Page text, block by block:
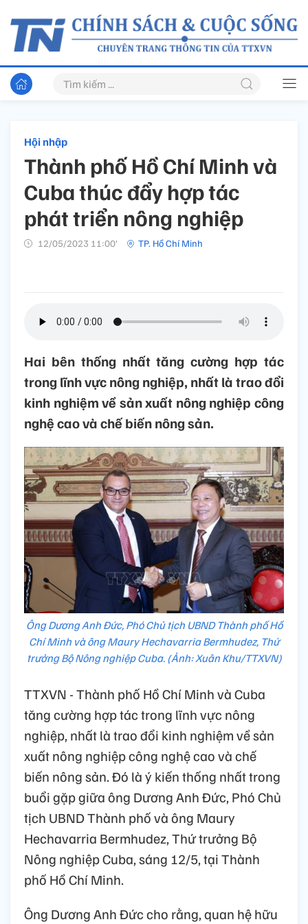
Hội nhập
Thành phố Hồ Chí Minh và
Cuba thúc đẩy hợp tác
phát triển nông nghiệp
12/05/2023 11:00’ TP. Hồ Chí Minh
Hai bên thống nhất tăng cường hợp tác
trong lĩnh vực nông nghiệp, nhất là trao đổi
kinh nghiệm về sản xuất nông nghiệp công
nghệ cao và chế biến nông sản.
Ông Dương Anh Đức, Phó Chủ tịch UBND Thành phố Hồ
Chí Minh và ông Maury Hechavarria Bermhudez, Thứ
trưởng Bộ Nông nghiệp Cuba. (Ảnh: Xuân Khu/TTXVN)
TTXVN - Thành phố Hồ Chí Minh và Cuba
tăng cường hợp tác trong lĩnh vực nông
nghiệp, nhất là trao đổi kinh nghiệm về sản
xuất nông nghiệp công nghệ cao và chế
biến nông sản. Đó là ý kiến thống nhất trong
buổi gặp giữa ông Dương Anh Đức, Phó Chủ
tịch UBND Thành phố và ông Maury
Hechavarria Bermhudez, Thứ trưởng Bộ
Nông nghiệp Cuba, sáng 12/5, tại Thành
phố Hồ Chí Minh.
Ông Dương Anh Đức cho rằng, quan hệ hữu